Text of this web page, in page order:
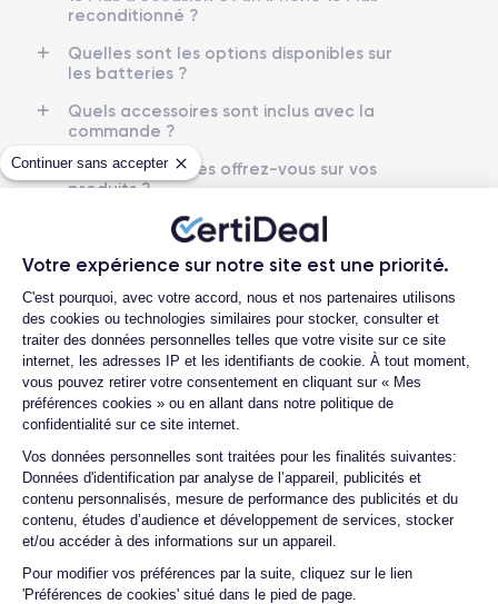
Continuer sans accepter
Votre expérience sur notre site est une priorité.
Plateforme de Gestion du
C'est pourquoi, avec votre accord, nous et nos partenaires utilisons
des cookies ou technologies similaires pour stocker, consulter et
traiter des données personnelles telles que votre visite sur ce site
internet, les adresses IP et les identifiants de cookie. À tout moment,
vous pouvez retirer votre consentement en cliquant sur « Mes
préférences cookies » ou en allant dans notre politique de
confidentialité sur ce site internet.
Vos données personnelles sont traitées pour les finalités suivantes:
Données d'identification par analyse de l’appareil, publicités et
contenu personnalisés, mesure de performance des publicités et du
contenu, études d’audience et développement de services, stocker
et/ou accéder à des informations sur un appareil.
Pour modifier vos préférences par la suite, cliquez sur le lien
'Préférences de cookies' situé dans le pied de page.
Axeptio consent
160.9×77.8×7.8 mm
Écran
OLED 6.7 pouces
Résolution écran
5
Nom GPU
GPU 5 cœurs
Fréq. processeur
Sub-6 GHz
Caméra
48 Mpx
Caméra Frontale
12 Mpx
Résolution vidéo
4K - 3840 x 2160 px
Recharge rapide
Batterie
4383 mAh
Type de SIM
eSIM
Réseau mobile
5G
Débloqué
Oui, tous opérateurs
reconditionné ?
Quelles sont les options disponibles sur
les batteries ?
Quels accessoires sont inclus avec la
commande ?
Quelles garanties offrez-vous sur vos
produits ?
Quels sont vos moyens de paiement ?
Est-il possible de payer l’iPhone 15 Plus
Que se passe-t-il après avoir passé la
commande ?
Quelle société utilisez-vous pour
l'expédition ?
Que se passe-t-il si je change d'avis
après avoir acheté/reçu le produit ?
Comment demander un retour ?
Comment contacter le service client ?